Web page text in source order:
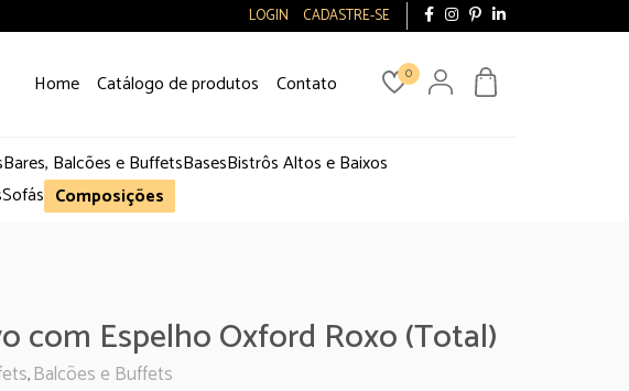
LOGIN CADASTRE-SE
Home Catálogo de produtos Contato 0
Bares, Balcões e BuffetsBasesBistrôs Altos e Baixos
Sofás Composições
com Espelho Oxford Roxo (Total)
, Balcões e Buffets